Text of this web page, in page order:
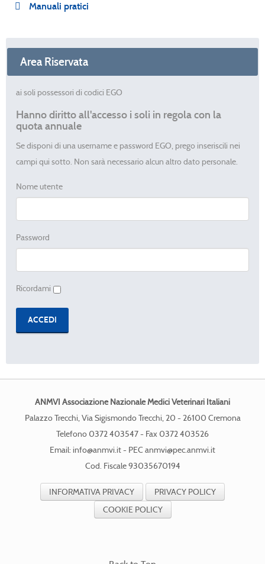
Manuali pratici
Area Riservata
ai soli possessori di codici EGO
Hanno diritto all'accesso i soli in regola con la
quota annuale
Se disponi di una username e password EGO, prego inseriscili nei
campi qui sotto. Non sarà necessario alcun altro dato personale.
Nome utente
Password
Ricordami
ANMVI Associazione Nazionale Medici Veterinari Italiani
Palazzo Trecchi, Via Sigismondo Trecchi, 20 - 26100 Cremona
Telefono 0372 403547 - Fax 0372 403526
Email: info@anmvi.it- PEC anmvi@pec.anmvi.it
Cod. Fiscale 93035670194
INFORMATIVA PRIVACY
PRIVACY POLICY
COOKIE POLICY